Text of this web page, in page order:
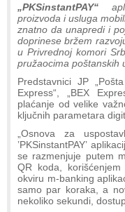
„PKSinstantPAY“
proizvoda i usluga
znatno da unapredi i
doprinese bržem
u Privrednoj komori
pružaocima poštanskih
Predstavnici JP
Express“, „BEX
plaćanje od velike
ključnih parametara
„Osnova za
’PKSinstantPAY’
se razmenjuje putem
QR koda,
okviru m-banking
samo par koraka, a
nekoliko sekundi,